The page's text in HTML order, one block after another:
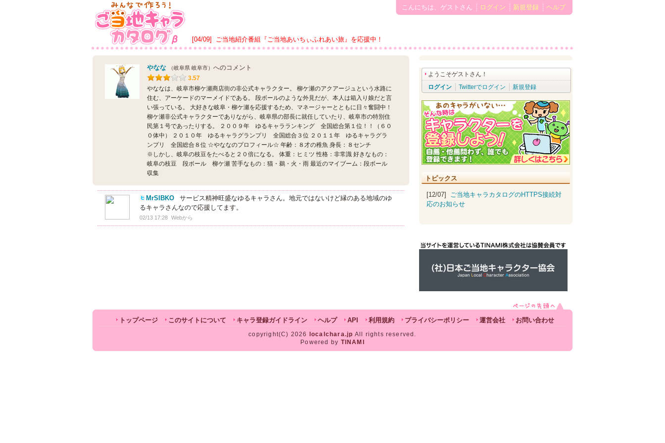
[04/09] ご当地紹介番組『ご当地あいちぃふれあい旅』を応援中！
こんにちは、ゲストさん ログイン 新規登録 ヘルプ
やなな （岐阜県 岐阜市） へのコメント
3.57
やななは、岐阜市柳ケ瀬商店街の非公式キャラクター。 柳ケ瀬のアクアージュという水路に
住む、アーケードのマーメイドである。 段ボールのような外見だが、本人は箱入り娘だと言
い張っている。 大好きな岐阜・柳ケ瀬を応援するため、マネージャーとともに日々奮闘中！
柳ケ瀬非公式キャラクターでありながら、岐阜県の部長に就任していたり、岐阜市の特別住
民第１号であったりする。 ２００９年 ゆるキャラランキング 全国総合第１位！！（６０
０体中） ２０１０年 ゆるキャラグランプリ 全国総合３位 ２０１１年 ゆるキャラグラ
ンプリ 全国総合８位 ☆やななのプロフィール☆ 年齢：８才の稚魚 身長：８センチ
※しかし、岐阜の枝豆をたべると２０倍になる。 体重：ヒミツ 性格：非常識 好きなもの：
岐阜の枝豆 段ボール 柳ケ瀬 苦手なもの：猫・鵜・火・雨 最近のマイブーム：段ボール
収集
MrSIBKO
サービス精神旺盛なゆるキャラさん。地元ではないけど縁のある地域のゆ
るキャラさんなので応援してます。
02/13 17:28 Webから
ようこそゲストさん！
ログイン
Twitterでログイン 新規登録
トピックス
[12/07] ご当地キャラカタログのHTTPS接続対
応のお知らせ
トップページ このサイトについて キャラ登録ガイドライン ヘルプ API 利用規約 プライバシーポリシー 運営会社 お問い合わせ
copyright(C) 2026 localchara.jp All rights reserved.
Powered by TINAMI